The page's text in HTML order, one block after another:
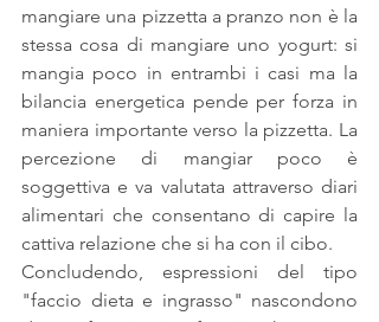
mangiare una pizzetta a pranzo non è la
stessa cosa di mangiare uno yogurt: si
mangia poco in entrambi i casi ma la
bilancia energetica pende per forza in
maniera importante verso la pizzetta. La
percezione di mangiar poco è
soggettiva e va valutata attraverso diari
alimentari che consentano di capire la
cattiva relazione che si ha con il cibo.
Concludendo, espressioni del tipo
"faccio dieta e ingrasso" nascondono